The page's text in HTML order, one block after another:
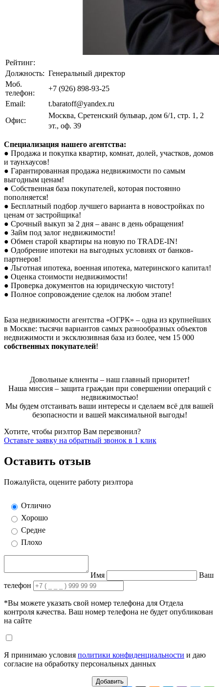
Рейтинг:
Должность: Генеральный директор
Моб.
телефон:
+7 (926) 898-93-25
Email:
t.baratoff@yandex.ru
Офис:
Москва, Сретенский бульвар, дом 6/1, стр. 1, 2
эт., оф. 39
Специализация нашего агентства:
● Продажа и покупка квартир, комнат, долей, участков, домов
и таунхаусов!
● Гарантированная продажа недвижимости по самым
выгодным ценам!
● Собственная база покупателей, которая постоянно
пополняется!
● Бесплатный подбор лучшего варианта в новостройках по
ценам от застройщика!
● Срочный выкуп за 2 дня – аванс в день обращения!
● Займ под залог недвижимости!
● Обмен старой квартиры на новую по TRADE-IN!
● Одобрение ипотеки на выгодных условиях от банков-
партнеров!
● Льготная ипотека, военная ипотека, материнского капитал!
● Оценка стоимости недвижимости!
● Проверка документов на юридическую чистоту!
● Полное сопровождение сделок на любом этапе!
База недвижимости агентства «ОГРК» – одна из крупнейших
в Москве: тысячи вариантов самых разнообразных объектов
недвижимости и эксклюзивная база из более, чем 15 000
собственных покупателей!
Довольные клиенты – наш главный приоритет!
Наша миссия – защита граждан при совершении операций с
недвижимостью!
Мы будем отстаивать ваши интересы и сделаем всё для вашей
безопасности и вашей максимальной выгоды!
Хотите, чтобы риэлтор Вам перезвонил?
Оставьте заявку на обратный звонок в 1 клик
Оставить отзыв
Пожалуйста, оцените работу риэлтора
Отлично
Хорошо
Средне
Плохо
Имя
Ваш
телефон
*Вы можете указать свой номер телефона для Отдела
контроля качества. Ваш номер телефона не будет опубликован
на сайте
Я принимаю условия политики конфиденциальности и даю
согласие на обработку персональных данных
Добавить